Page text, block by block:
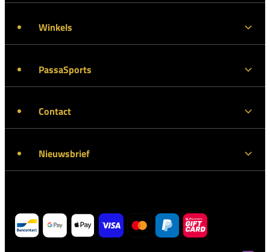
Winkels
PassaSports
Contact
Nieuwsbrief